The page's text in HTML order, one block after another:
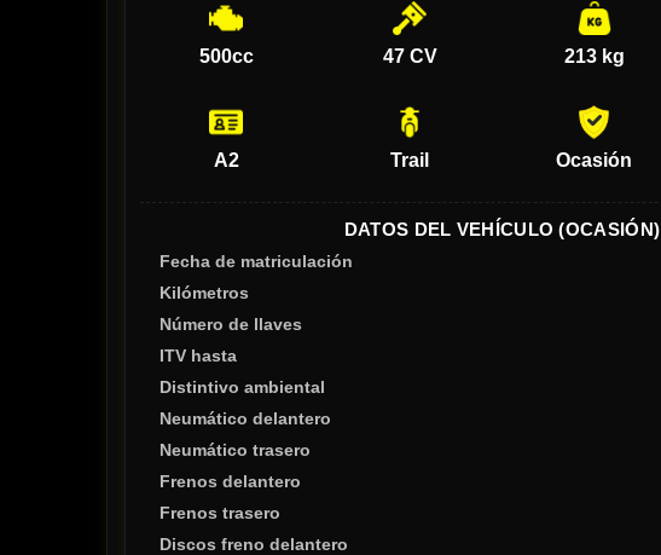
500cc 47 CV 213 kg
A2 Trail Ocasión
DATOS DEL VEHÍCULO (OCASIÓN)
Fecha de matriculación
Kilómetros
Número de llaves
ITV hasta
Distintivo ambiental
Neumático delantero
Neumático trasero
Frenos delantero
Frenos trasero
Discos freno delantero